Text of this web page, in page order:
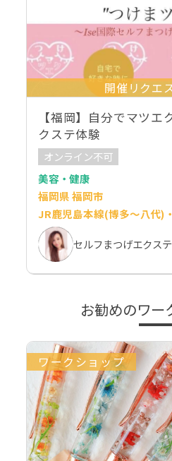
開催リクエ
【福岡】自分でマツエ
クステ体験
オンライン不可
美容・健康
福岡県 福岡市
JR鹿児島本線(博多～八代)
セルフまつげエクス
お勧めのワー
ワークショップ